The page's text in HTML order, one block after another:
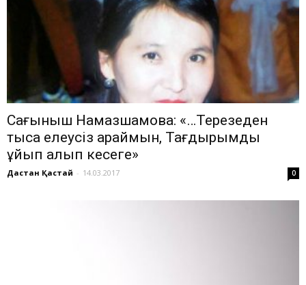
Сағыныш Намазшамова: «…Терезеден
тысқа елеусіз қараймын, Тағдырымды
құйып алып кесеге»
Дастан Қастай - 14.03.2017 0